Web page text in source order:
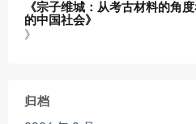
《宗子维城：从考古材料的角
的中国社会》
》
归档